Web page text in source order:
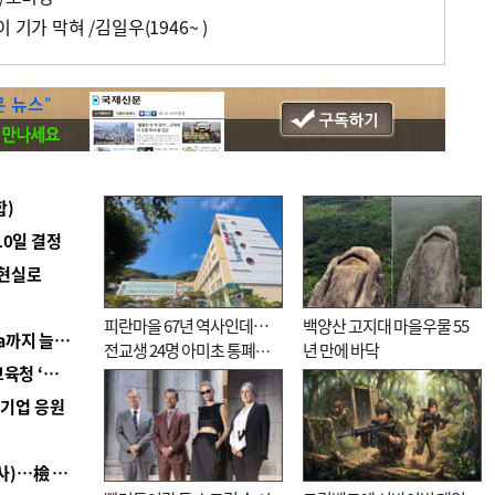
기가 막혀 /김일우(1946~ )
)
일 결정
실로
■ 경남 농정 비전 ‘잘 사는 농촌’…스마트팜 1000㏊까지 늘린다
■ 교육혁신선도지 공모 코앞인데…구·군 난색에 교육청 ‘쩔쩔’
업 응원
■ 검사 신분 버리고 직급하향(10년 이하 저연차 검사)…檢 중수청행 기피
피란마을 67년 역사인데…
전교생 24명 아미초 통폐합
기로
백양산 고지대 마을우물 55
년 만에 바닥